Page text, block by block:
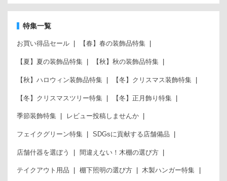
特集一覧
お買い得品セール 【春】春の装飾品特集
【夏】夏の装飾品特集 【秋】秋の装飾品特集
【秋】ハロウィン装飾品特集 【冬】クリスマス装飾特集
【冬】クリスマスツリー特集 【冬】正月飾り特集
季節装飾特集 レビュー投稿しませんか
フェイクグリーン特集 SDGsに貢献する店舗備品
店舗什器を選ぼう 間違えない！木棚の選び方
テイクアウト用品 棚下照明の選び方 木製ハンガー特集